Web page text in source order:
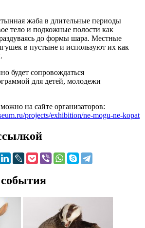
жаба в длительные периоды
тело и подкожные полости как
до формы шара. Местные
в пустыне и используют их как
будет сопровождаться
для детей, молодежи
на сайте организаторов:
projects/exhibition/ne-mogu-ne-kopat